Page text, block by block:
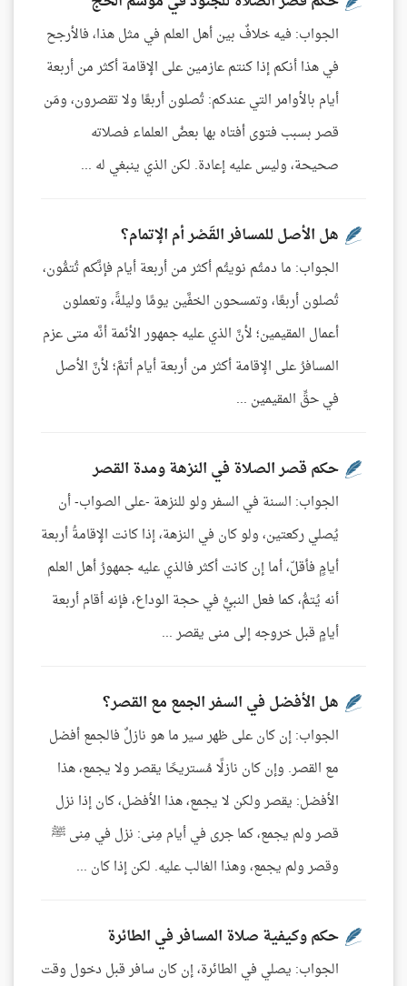
الجواب: فيه خلافٌ بين أهل العلم في مثل هذا، فالأرجح
في هذا أنكم إذا كنتم عازمين على الإقامة أكثر من أربعة
أيام بالأوامر التي عندكم: تُصلون أربعًا ولا تقصرون، ومَن
قصر بسبب فتوى أفتاه بها بعضُ العلماء فصلاته
صحيحة، وليس عليه إعادة. لكن الذي ينبغي له ...
هل الأصل للمسافر القَصْر أم الإتمام؟
الجواب: ما دمتُم نويتُم أكثر من أربعة أيام فإنَّكم تُتمُّون،
تُصلون أربعًا، وتمسحون الخفَّين يومًا وليلةً، وتعملون
أعمال المقيمين؛ لأنَّ الذي عليه جمهور الأئمة أنَّه متى عزم
المسافرُ على الإقامة أكثر من أربعة أيام أتمَّ؛ لأنَّ الأصل
في حقِّ المقيمين ...
حكم قصر الصلاة في النزهة ومدة القصر
الجواب: السنة في السفر ولو للنزهة -على الصواب- أن
يُصلي ركعتين، ولو كان في النزهة، إذا كانت الإقامةُ أربعة
أيامٍ فأقلّ، أما إن كانت أكثر فالذي عليه جمهورُ أهل العلم
أنه يُتمُّ، كما فعل النبيُّ في حجة الوداع، فإنه أقام أربعة
أيامٍ قبل خروجه إلى منى يقصر ...
هل الأفضل في السفر الجمع مع القصر؟
الجواب: إن كان على ظهر سير ما هو نازلٌ فالجمع أفضل
مع القصر. وإن كان نازلًا مُستريحًا يقصر ولا يجمع، هذا
الأفضل: يقصر ولكن لا يجمع، هذا الأفضل، كان إذا نزل
قصر ولم يجمع، كما جرى في أيام مِنى: نزل في مِنى ﷺ
وقصر ولم يجمع، وهذا الغالب عليه. لكن إذا كان ...
حكم وكيفية صلاة المسافر في الطائرة
الجواب: يصلي في الطائرة، إن كان سافر قبل دخول وقت